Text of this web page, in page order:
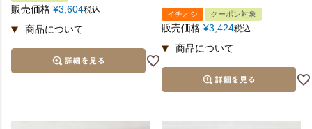
販売価格 ¥3,604税込 イチオシ クーポン対象
販売価格 ¥3,424税込